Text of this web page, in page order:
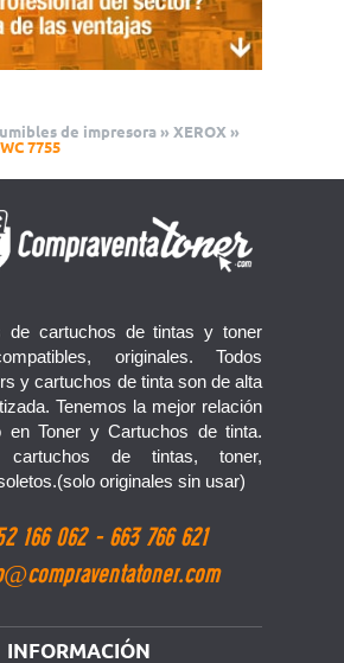
de impresora » XEROX »
7755
de cartuchos de tintas y toner
originales. Todos
y cartuchos de tinta son de alta
Tenemos la mejor relación
en Toner y Cartuchos de tinta.
cartuchos de tintas, toner,
originales sin usar)
166 062 - 663 766 621
INFORMACIÓN